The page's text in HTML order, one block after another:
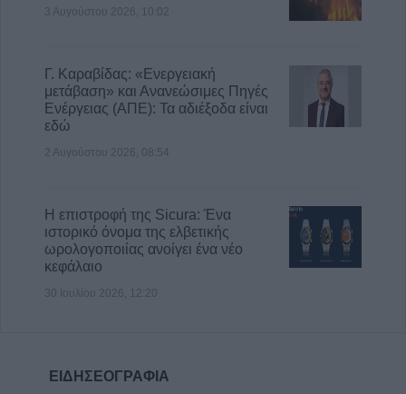
3 Αυγούστου 2026, 10:02
Γ. Καραβίδας: «Ενεργειακή
μετάβαση» και Ανανεώσιμες Πηγές
Ενέργειας (ΑΠΕ): Τα αδιέξοδα είναι
εδώ
2 Αυγούστου 2026, 08:54
Η επιστροφή της Sicura: Ένα
ιστορικό όνομα της ελβετικής
ωρολογοποιίας ανοίγει ένα νέο
κεφάλαιο
30 Ιουλίου 2026, 12:20
ΕΙΔΗΣΕΟΓΡΑΦΙΑ